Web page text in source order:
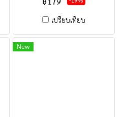
ขาย Line : @jacketbkk (มี@ค่ะ)
เปรียบเทียบ
New